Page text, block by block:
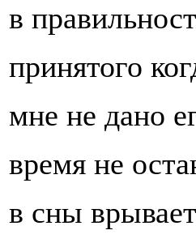
в
принятого
мне не дано
время не
в сны